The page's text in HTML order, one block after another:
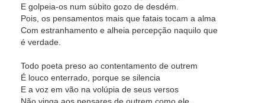
E golpeia-os num súbito gozo de desdém.
Pois, os pensamentos mais que fatais tocam a alma
Com estranhamento e alheia percepção naquilo que
é verdade.
Todo poeta preso ao contentamento de outrem
É louco enterrado, porque se silencia
E a voz em vão na volúpia de seus versos